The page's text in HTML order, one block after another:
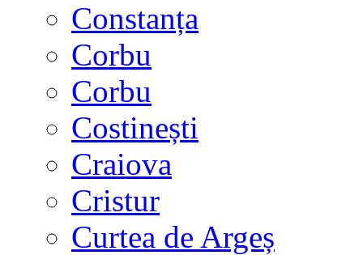
Constanța
Corbu
Corbu
Costinești
Craiova
Cristur
Curtea de Argeș